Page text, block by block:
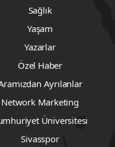
Sağlık
Yaşam
Yazarlar
Özel Haber
Ayrılanlar
Network Marketing
Üniversitesi
Sivasspor